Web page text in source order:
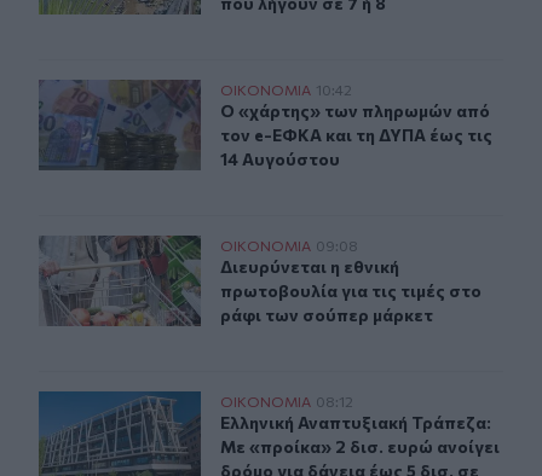
Ο «χάρτης» των πληρωμών από τον e-ΕΦΚΑ και τη
ΟΙΚΟΝΟΜΙΑ 10:42
Ο «χάρτης» των πληρωμών από
Ο «χάρτης» των πληρωμών από
τον e-ΕΦΚΑ και τη ΔΥΠΑ έως τις
14 Αυγούστου
Διευρύνεται η εθνική πρωτοβουλία για τις τιμές στο
ΟΙΚΟΝΟΜΙΑ 09:08
Διευρύνεται η εθνική
Διευρύνεται η εθνική
πρωτοβουλία για τις τιμές στο
ράφι των σούπερ μάρκετ
Ελληνική Αναπτυξιακή Τράπεζα: Με «προίκα» 2 δισ.
ΟΙΚΟΝΟΜΙΑ 08:12
Ελληνική Αναπτυξιακή Τράπεζα:
Ελληνική Αναπτυξιακή Τράπεζα:
Με «προίκα» 2 δισ. ευρώ ανοίγει
δρόμο για δάνεια έως 5 δισ. σε